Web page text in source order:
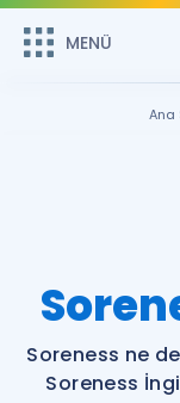
MENÜ
Remzi Hoca ile
MENÜ
Faydalı
Ana
Soreness ne
Soreness